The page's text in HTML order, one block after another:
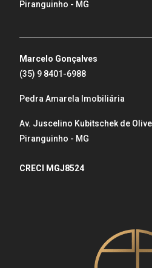
Piranguinho - MG
Marcelo Gonçalves
(35) 9 8401-6988
Pedra Amarela Imobiliária
Av. Juscelino Kubitschek de
Piranguinho - MG
CRECI MGJ8524